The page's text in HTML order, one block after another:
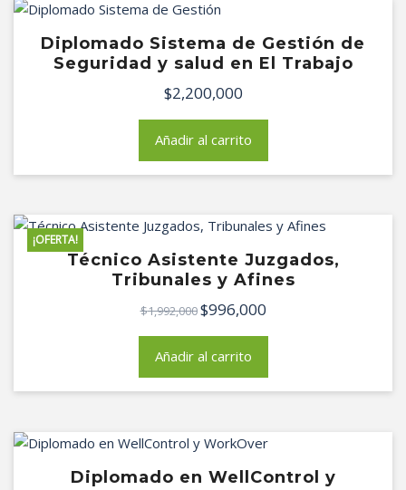
Diplomado Sistema de Gestión de
Seguridad y salud en El Trabajo
$2,200,000
Añadir al carrito
¡OFERTA!
Técnico Asistente Juzgados,
Tribunales y Afines
$1,992,000El
original
era:
$996,000El
es:
Añadir al carrito
Diplomado en WellControl y